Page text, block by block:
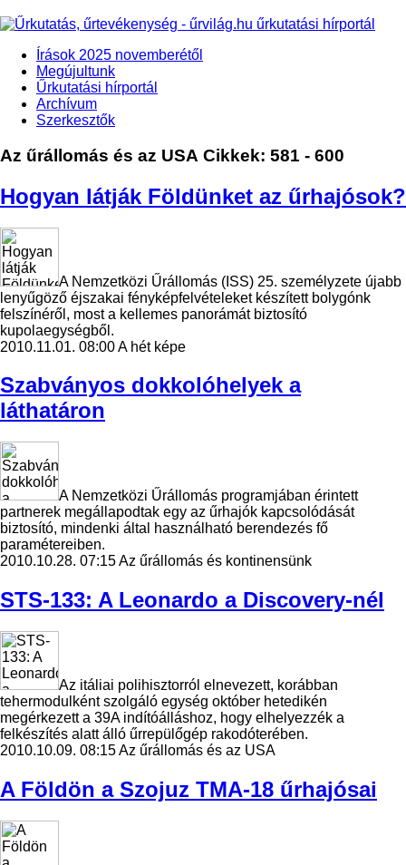
Írások 2025 novemberétől
Megújultunk
Űrkutatási hírportál
Archívum
Szerkesztők
Az űrállomás és az USA Cikkek: 581 - 600
Hogyan látják Földünket az űrhajósok?
A Nemzetközi Űrállomás (ISS) 25. személyzete újabb
lenyűgöző éjszakai fényképfelvételeket készített bolygónk
felszínéről, most a kellemes panorámát biztosító
kupolaegységből.
2010.11.01. 08:00A hét képe
Szabványos dokkolóhelyek a
láthatáron
A Nemzetközi Űrállomás programjában érintett
partnerek megállapodtak egy az űrhajók kapcsolódását
biztosító, mindenki által használható berendezés fő
paramétereiben.
2010.10.28. 07:15Az űrállomás és kontinensünk
STS-133: A Leonardo a Discovery-nél
Az itáliai polihisztorról elnevezett, korábban
tehermodulként szolgáló egység október hetedikén
megérkezett a 39A indítóálláshoz, hogy elhelyezzék a
felkészítés alatt álló űrrepülőgép rakodóterében.
2010.10.09. 08:15Az űrállomás és az USA
A Földön a Szojuz TMA-18 űrhajósai